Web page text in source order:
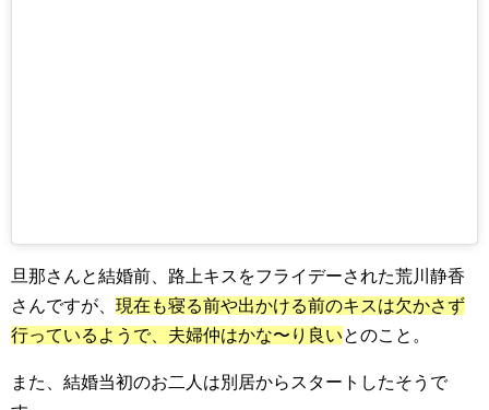
旦那さんと結婚前、路上キスをフライデーされた荒川静香
さんですが、 現在も寝る前や出かける前のキスは欠かさず
行っているようで、夫婦仲はかな〜り良いとのこと。
また、結婚当初のお二人は別居からスタートしたそうで